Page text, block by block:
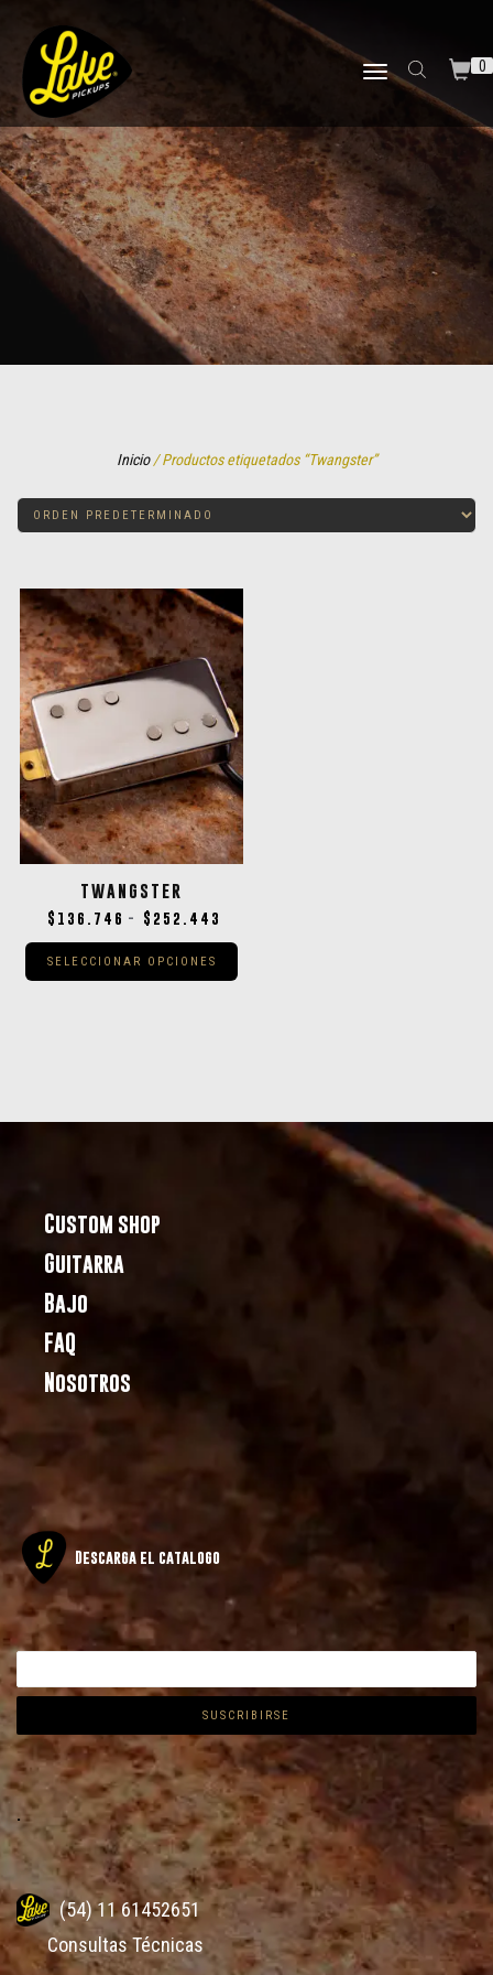
TOGGLE NAVIGATION 0
Inicio/ Productos etiquetados “Twangster”
TWANGSTER
$ 136.746 - $ 252.443
SELECCIONAR OPCIONES
Custom shop
Guitarra
Bajo
FAQ
Nosotros
Descarga el catalogo
(54) 11 61452651
Consultas Técnicas